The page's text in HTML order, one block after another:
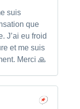
suis
que
J’ai eu froid
et me suis
Merci 🙏